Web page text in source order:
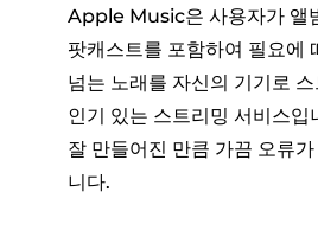
스노에 MP3
Apple Music은 사용자가 앨
팟캐스트를 포함하여 필요에
넘는 노래를 자신의 기기로
인기 있는 스트리밍 서비스입
잘 만들어진 만큼 가끔 오류
니다.